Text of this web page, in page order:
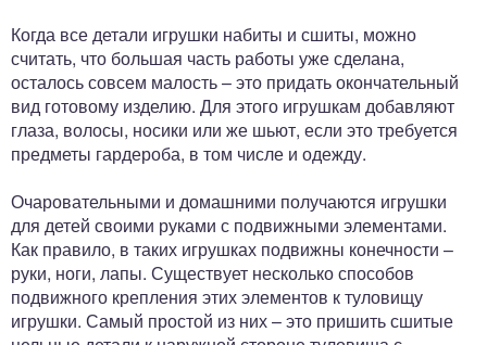
Когда все детали игрушки набиты и сшиты, можно
считать, что большая часть работы уже сделана,
осталось совсем малость – это придать окончательный
вид готовому изделию. Для этого игрушкам добавляют
глаза, волосы, носики или же шьют, если это требуется
предметы гардероба, в том числе и одежду.
Очаровательными и домашними получаются игрушки
для детей своими руками с подвижными элементами.
Как правило, в таких игрушках подвижны конечности –
руки, ноги, лапы. Существует несколько способов
подвижного крепления этих элементов к туловищу
игрушки. Самый простой из них – это пришить сшитые